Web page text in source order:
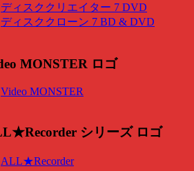
ディスククリエイター 7 DVD
ディスククローン 7 BD & DVD
Video MONSTER
ALL★Recorder